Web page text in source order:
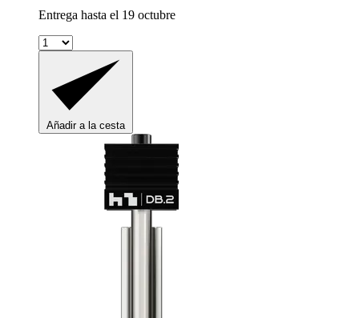
Entrega hasta el 19 octubre
Añadir a la cesta